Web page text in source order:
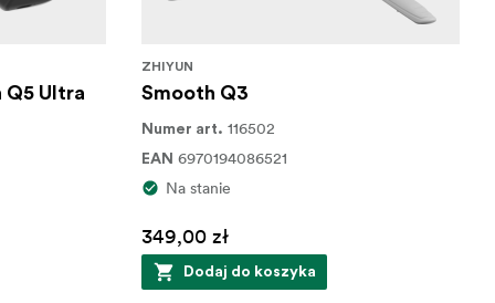
Q5 Ultra
ZHIYUN
Smooth Q3
Numer art. 116502
EAN 6970194086521
Na stanie
349,00 zł
Dodaj do koszyka